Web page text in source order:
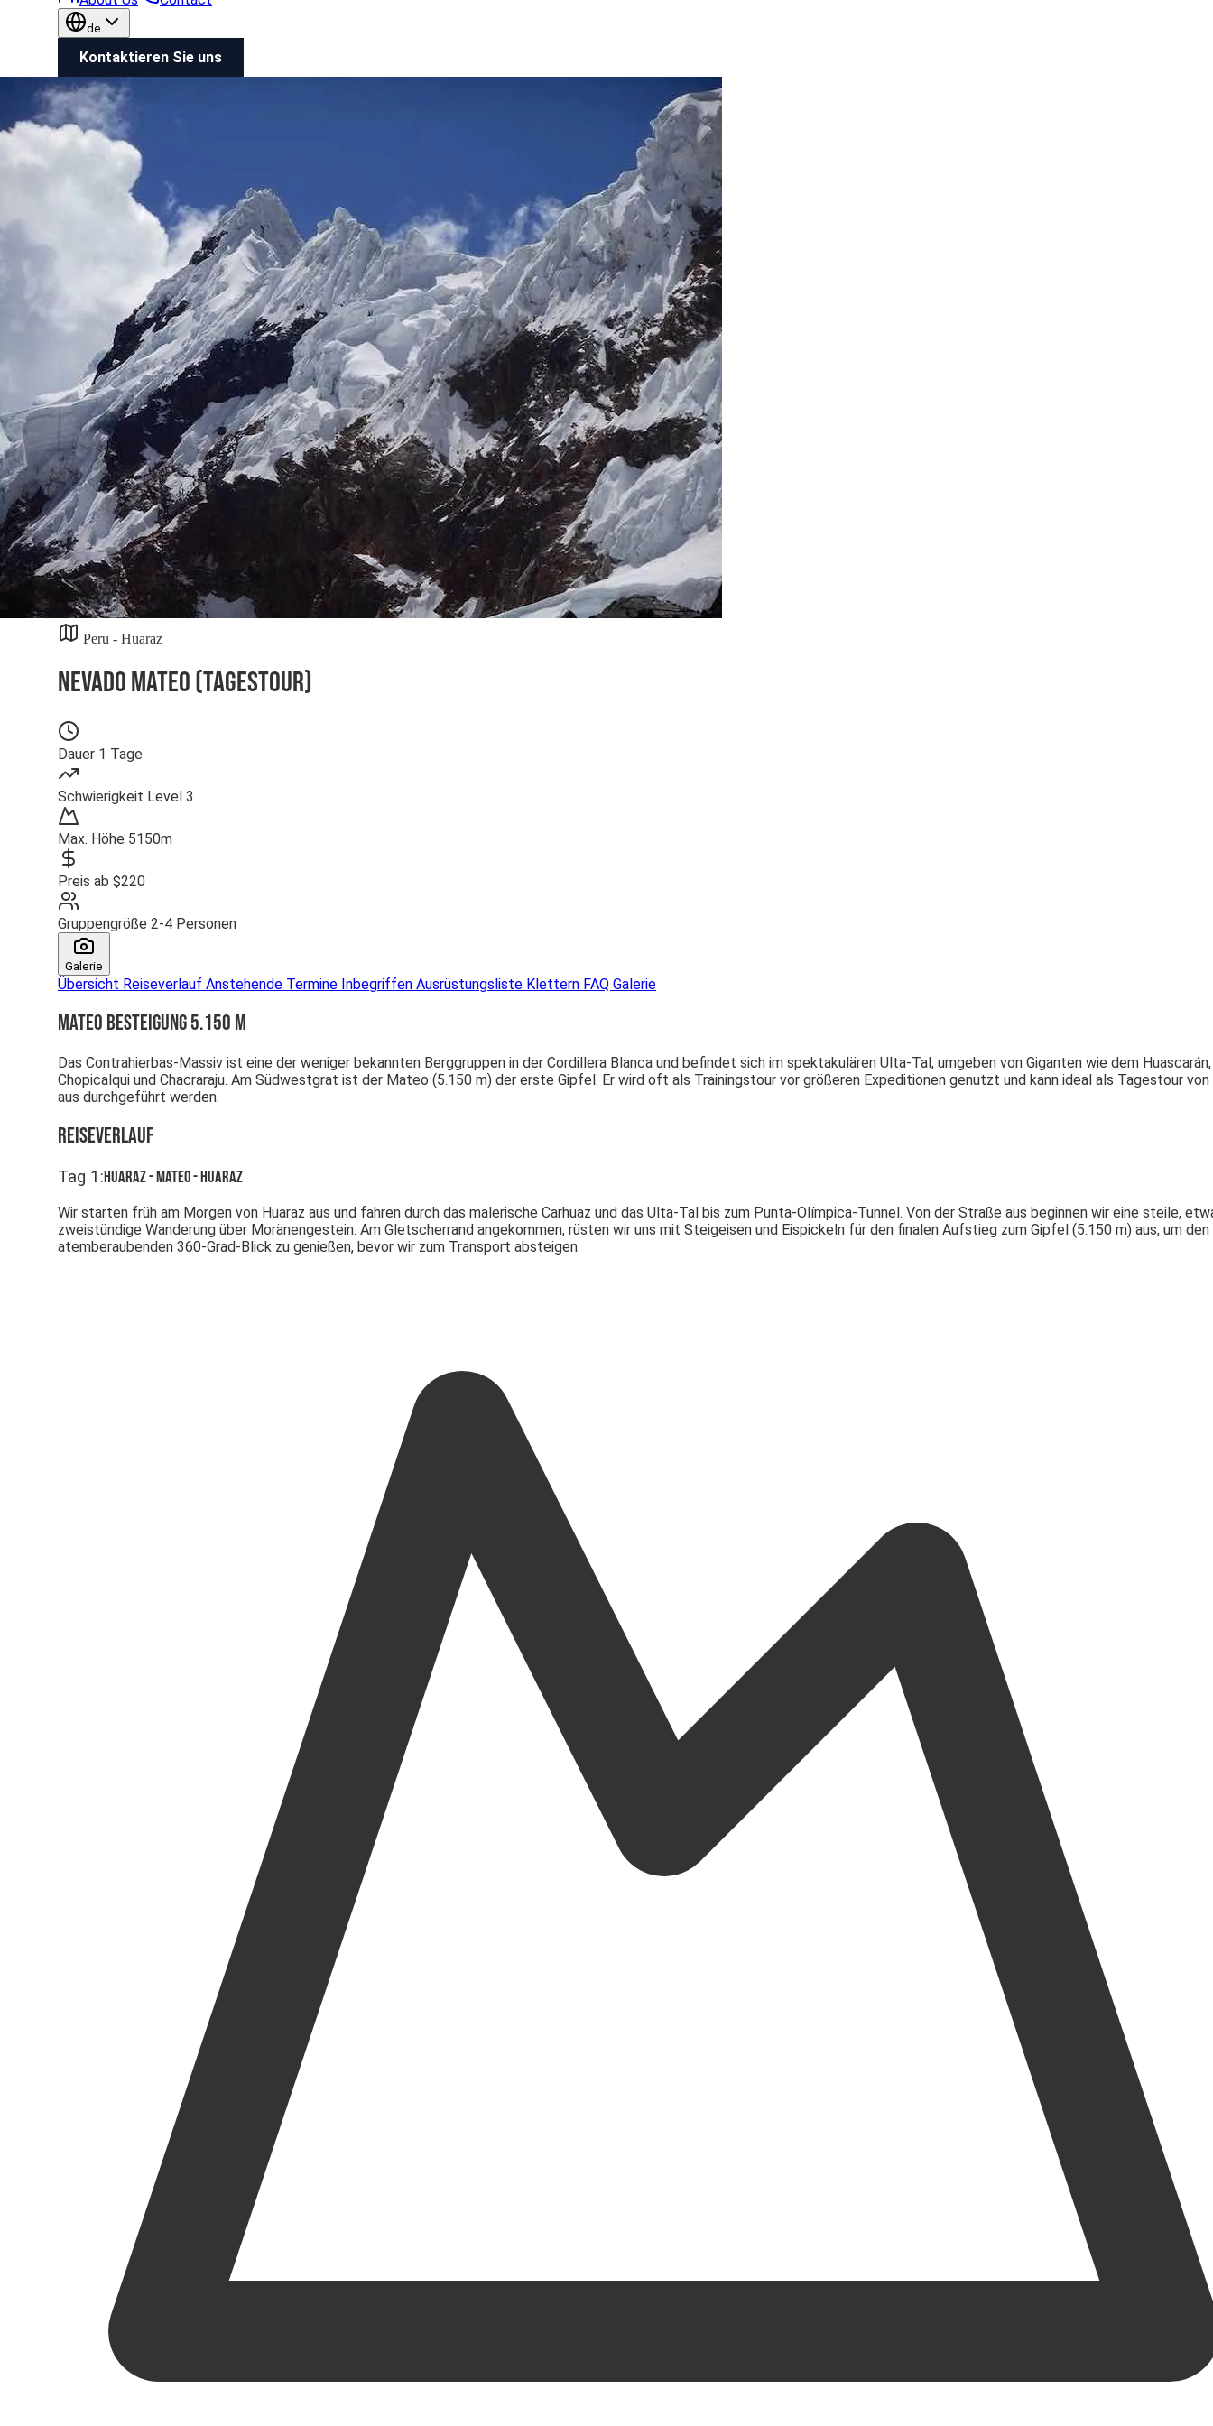
de
Kontaktieren Sie uns
Peru - Huaraz
Nevado Mateo (Tagestour)
Dauer 1 Tage
Schwierigkeit Level 3
Max. Höhe 5150m
Preis ab $220
Gruppengröße 2-4 Personen
Galerie
Übersicht Reiseverlauf Anstehende Termine Inbegriffen Ausrüstungsliste Klettern FAQ Galerie
Mateo Besteigung 5.150 m
Das Contrahierbas-Massiv ist eine der weniger bekannten Berggruppen in der Cordillera Blanca und befindet sich im spektakulären Ulta-Tal, umgeben von Giganten wie dem Huascarán,
Chopicalqui und Chacraraju. Am Südwestgrat ist der Mateo (5.150 m) der erste Gipfel. Er wird oft als Trainingstour vor größeren Expeditionen genutzt und kann ideal als Tagestour von
aus durchgeführt werden.
Reiseverlauf
Tag 1 :Huaraz - Mateo - Huaraz
Wir starten früh am Morgen von Huaraz aus und fahren durch das malerische Carhuaz und das Ulta-Tal bis zum Punta-Olímpica-Tunnel. Von der Straße aus beginnen wir eine steile,
zweistündige Wanderung über Moränengestein. Am Gletscherrand angekommen, rüsten wir uns mit Steigeisen und Eispickeln für den finalen Aufstieg zum Gipfel (5.150 m) aus, um den
atemberaubenden 360-Grad-Blick zu genießen, bevor wir zum Transport absteigen.